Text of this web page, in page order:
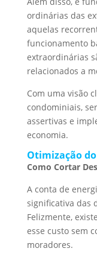
ordinárias das
aquelas
funcionamento
extraordinárias
relacionados a
Com uma visão
condominiais,
assertivas e
economia.
Otimização
Como Cortar
A conta de
significativa das
Felizmente,
esse custo sem
moradores.